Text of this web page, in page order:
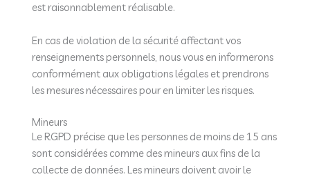
est raisonnablement réalisable.
En cas de violation de la sécurité affectant vos
renseignements personnels, nous vous en informerons
conformément aux obligations légales et prendrons
les mesures nécessaires pour en limiter les risques.
Mineurs
Le RGPD précise que les personnes de moins de 15 ans
sont considérées comme des mineurs aux fins de la
collecte de données. Les mineurs doivent avoir le